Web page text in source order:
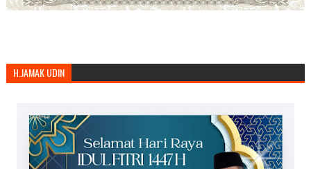
H.JAMAK UDIN